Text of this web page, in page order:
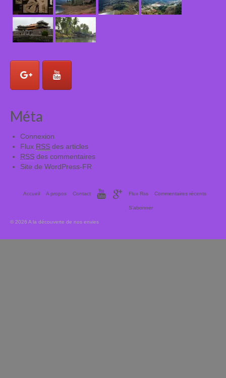
Méta
Connexion
Flux RSS des articles
RSS des commentaires
Site de WordPress-FR
Accueil A propos Contact Flux Rss Commentaires récents
S’abonner
© 2026 A la découverte de nos envies